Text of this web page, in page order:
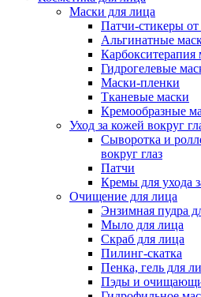
Маски для лица
Патчи-стикеры
Альгинатные
Карбокситерапия
Гидрогелевые
Маски-пленки
Тканевые маски
Кремообразные
Уход за кожей вокруг
Сыворотка и
вокруг глаз
Патчи
Кремы для ухода
Очищение для лица
Энзимная пудра
Мыло для лица
Скраб для лица
Пилинг-скатка
Пенка, гель для
Пэды и